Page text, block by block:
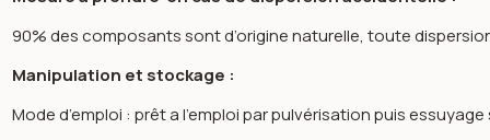
90% des composants sont d’origine naturelle, toute
Manipulation et stockage :
Mode d’emploi : prêt a l’emploi par pulvérisation puis